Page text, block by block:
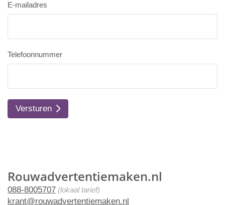
Rouwadvertentiemaken.nl
088-8005707 (lokaal tarief)
krant@rouwadvertentiemaken.nl
E-mailadres
Telefoonnummer
Versturen